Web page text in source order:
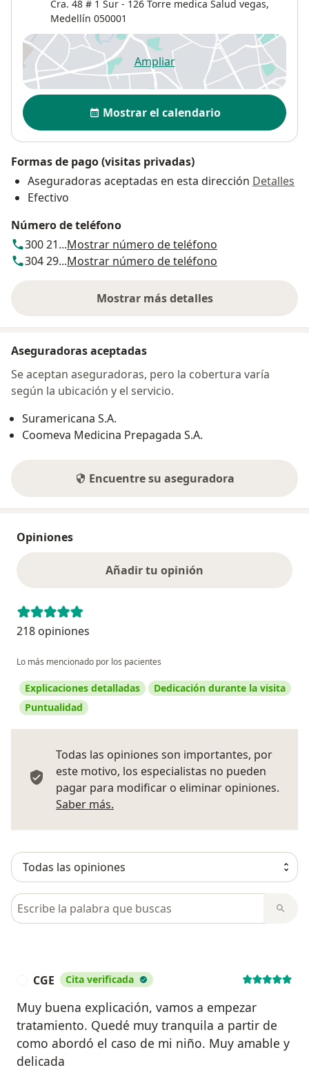
Cra. 48 # 1 Sur - 126 Torre medica Salud vegas,
Medellín 050001
Ampliarse abre en una nueva
Disponibilidad
Mostrar el calendario
Formas de pago (visitas privadas)
Aseguradoras aceptadas en esta dirección Detalles
Efectivo
Número de teléfono
300 21...Mostrar número de teléfono
304 29...Mostrar número de teléfono
Mostrar más detalles
sobre la dirección
Aseguradoras aceptadas
Se aceptan aseguradoras, pero la cobertura varía
según la ubicación y el servicio.
Suramericana S.A.
Coomeva Medicina Prepagada S.A.
Encuentre su aseguradora
Opiniones
Añadir tu opinión
218 opiniones
Lo más mencionado por los pacientes
Explicaciones detalladas
Dedicación durante la visita
Puntualidad
Todas las opiniones son importantes, por
este motivo, los especialistas no pueden
pagar para modificar o eliminar opiniones.
Saber más.
Busca en opiniones
CGE Cita verificada
Muy buena explicación, vamos a empezar
tratamiento. Quedé muy tranquila a partir de
como abordó el caso de mi niño. Muy amable y
delicada